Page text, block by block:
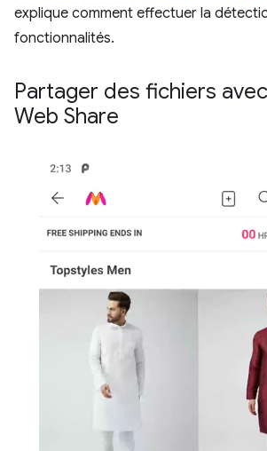
explique comment effectuer la
fonctionnalités.
Partager des fichiers
Web Share